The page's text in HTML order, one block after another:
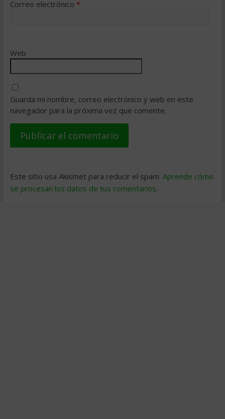
Correo electrónico *
Web
Guarda mi nombre, correo electrónico y web en este
navegador para la próxima vez que comente.
Este sitio usa Akismet para reducir el spam. Aprende cómo
se procesan los datos de tus comentarios.